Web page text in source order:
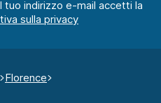
tuo indirizzo e-mail accetti la
Florence